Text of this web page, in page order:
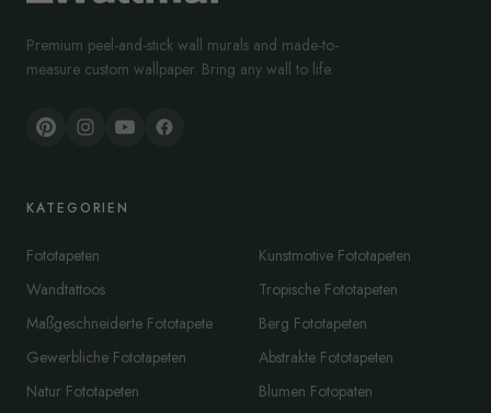
Premium peel-and-stick wall murals and made-to-
measure custom wallpaper. Bring any wall to life.
KATEGORIEN
Fototapeten
Wandtattoos
Maßgeschneiderte Fototapete
Gewerbliche Fototapeten
Natur Fototapeten
Kunstmotive Fototapeten
Tropische Fototapeten
Berg Fototapeten
Abstrakte Fototapeten
Blumen Fotopaten